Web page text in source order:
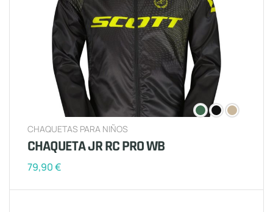
CHAQUETAS PARA NIÑOS
CHAQUETA JR RC PRO WB
79,90€